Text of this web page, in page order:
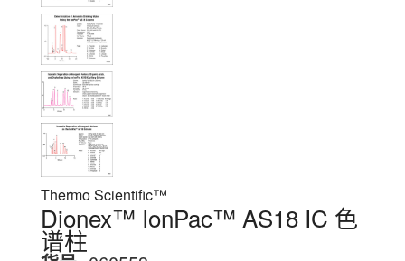
Thermo Scientific™
Dionex™ IonPac™ AS18 IC 色
谱柱